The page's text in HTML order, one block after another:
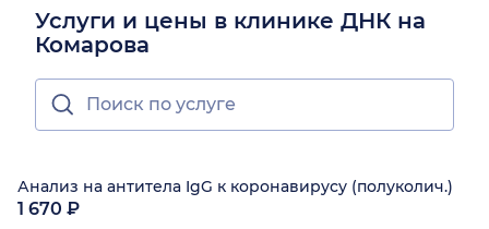
Услуги и цены в клинике ДНК на
Комарова
Анализ на антитела IgG к коронавирусу (полуколич.)
1 670 ₽